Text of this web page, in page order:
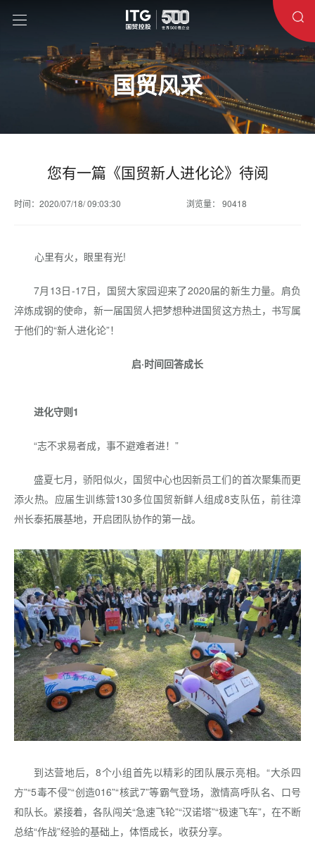
国贸风采
您有一篇《国贸新人进化论》待阅
时间：2020/07/18/ 09:03:30 浏览量： 90418
心里有火，眼里有光!
7月13日-17日，国贸大家园迎来了2020届的新生力量。肩负
淬炼成钢的使命，新一届国贸人把梦想种进国贸这方热土，书写属
于他们的“新人进化论”！
启·时间回答成长
进化守则1
“志不求易者成，事不避难者进！”
盛夏七月，骄阳似火，国贸中心也因新员工们的首次聚集而更
添火热。应届生训练营130多位国贸新鲜人组成8支队伍，前往漳
州长泰拓展基地，开启团队协作的第一战。
到达营地后，8个小组首先以精彩的团队展示亮相。“大杀四
方”“5毒不侵”“创造016”“核武7”等霸气登场，激情高呼队名、口号
和队长。紧接着，各队闯关“急速飞轮”“汉诺塔”“极速飞车”，在不断
总结“作战”经验的基础上，体悟成长，收获分享。